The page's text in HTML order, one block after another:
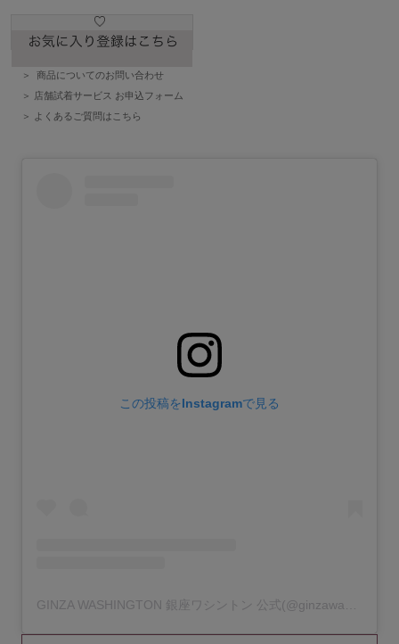
商品についてのお問い合わせ
店舗試着サービス お申込フォーム
よくあるご質問はこちら
この投稿をInstagramで見る